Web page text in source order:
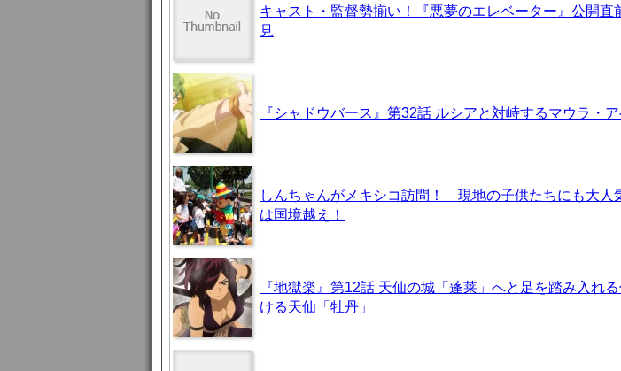
キャスト・監督勢揃い！『悪夢のエレベーター』公開直
見
『シャドウバース』第32話 ルシアと対峙するマウラ・
しんちゃんがメキシコ訪問！ 現地の子供たちにも大
は国境越え！
『地獄楽』第12話 天仙の城「蓬莱」へと足を踏み入れ
ける天仙「牡丹」